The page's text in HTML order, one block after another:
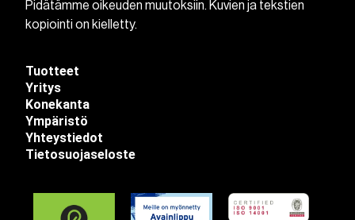
Pidätämme oikeuden muutoksiin. Kuvien ja tekstien
kopiointi on kielletty.
Tuotteet
Yritys
Konekanta
Ympäristö
Yhteystiedot
Tietosuojaseloste